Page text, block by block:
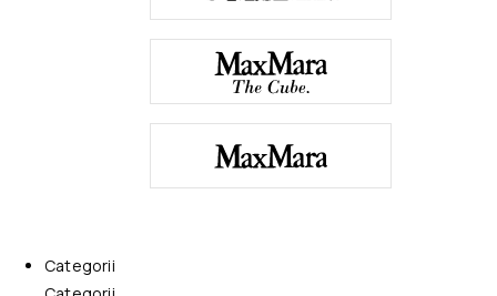
Categorii